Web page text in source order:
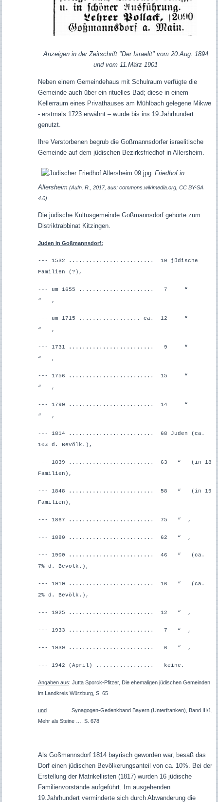
Anzeigen in der Zeitschrift "Der Israelit" vom 20.Aug. 1894
und vom 11.März 1901
Neben einem Gemeindehaus mit Schulraum verfügte die
Gemeinde auch über ein rituelles Bad; diese in einem
Kellerraum eines Privathauses am Mühlbach gelegene Mikwe
- erstmals 1723 erwähnt – wurde bis ins 19.Jahrhundert
genutzt.
Ihre Verstorbenen begrub die Goßmannsdorfer israelitische
Gemeinde auf dem jüdischen Bezirksfriedhof in Allersheim.
Friedhof in
Allersheim(Aufn. R., 2017, aus: commons.wikimedia.org, CC BY-SA
4.0)
Die jüdische Kultusgemeinde Goßmannsdorf gehörte zum
Distriktrabbinat Kitzingen.
Juden in Goßmannsdorf:
--- 1532 ......................... 10 jüdische
Familien (?),
--- um 1655 ...................... 7 “
“ ,
--- um 1715 .................. ca. 12 “
“ ,
--- 1731 ......................... 9 “
“ ,
--- 1756 ......................... 15 “
“ ,
--- 1790 ......................... 14 “
“ ,
--- 1814 ......................... 68 Juden (ca.
10% d. Bevölk.),
--- 1839 ......................... 63 “ (in 18
Familien),
--- 1848 ......................... 58 “ (in 19
Familien),
--- 1867 ......................... 75 “ ,
--- 1880 ......................... 62 “ ,
--- 1900 ......................... 46 “ (ca.
7% d. Bevölk.),
--- 1910 ......................... 16 “ (ca.
2% d. Bevölk.),
--- 1925 ......................... 12 “ ,
--- 1933 ......................... 7 “ ,
--- 1939 ......................... 6 “ ,
--- 1942 (April) ................. keine.
Angaben aus: Jutta Sporck-Pfitzer, Die ehemaligen jüdischen Gemeinden
im Landkreis Würzburg, S. 65
undSynagogen-Gedenkband Bayern (Unterfranken), Band III/1,
Mehr als Steine …, S. 678
Als Goßmannsdorf 1814 bayrisch geworden war, besaß das
Dorf einen jüdischen Bevölkerungsanteil von ca. 10%. Bei der
Erstellung der Matrikellisten (1817) wurden 16 jüdische
Familienvorstände aufgeführt. Im ausgehenden
19.Jahrhundert verminderte sich durch Abwanderung die